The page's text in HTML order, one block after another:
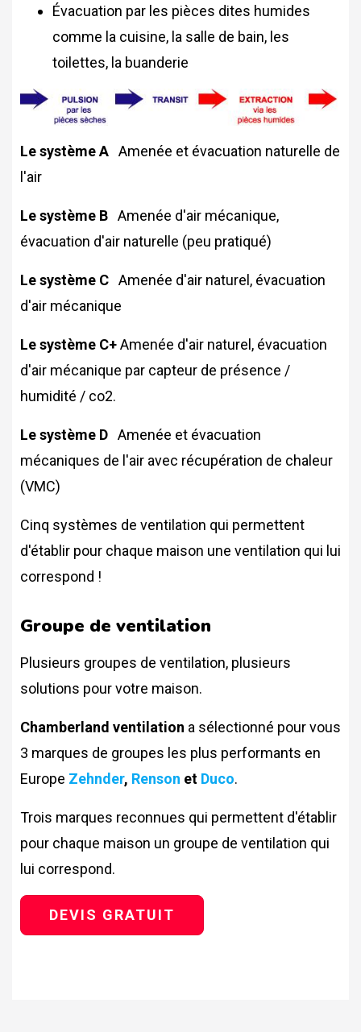
Évacuation par les pièces dites humides
comme la cuisine, la salle de bain, les
toilettes, la buanderie
Le système A Amenée et évacuation naturelle de
l'air
Le système B Amenée d'air mécanique,
évacuation d'air naturelle (peu pratiqué)
Le système C Amenée d'air naturel, évacuation
d'air mécanique
Le système C+Amenée d'air naturel, évacuation
d'air mécanique par capteur de présence /
humidité / co2.
Le système D Amenée et évacuation
mécaniques de l'air avec récupération de chaleur
(VMC)
Cinq systèmes de ventilation qui permettent
d'établir pour chaque maison une ventilation qui lui
correspond !
Groupe de ventilation
Plusieurs groupes de ventilation, plusieurs
solutions pour votre maison.
Chamberland ventilation a sélectionné pour vous
3 marques de groupes les plus performants en
Europe Zehnder, Renson et Duco.
Trois marques reconnues qui permettent d'établir
pour chaque maison un groupe de ventilation qui
lui correspond.
DEVIS GRATUIT